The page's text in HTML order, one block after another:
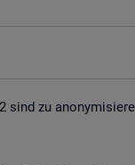
sind zu